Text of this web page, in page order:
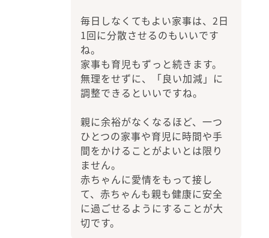
毎日しなくてもよい家事は、2日
1回に分散させるのもいいです
ね。
家事も育児もずっと続きます。
無理をせずに、「良い加減」に
調整できるといいですね。
親に余裕がなくなるほど、一つ
ひとつの家事や育児に時間や手
間をかけることがよいとは限り
ません。
赤ちゃんに愛情をもって接し
て、赤ちゃんも親も健康に安全
に過ごせるようにすることが大
切です。